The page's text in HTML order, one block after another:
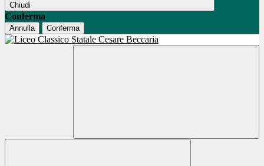
Chiudi
Conferma
Annulla Conferma